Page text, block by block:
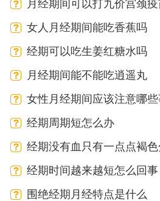
月经期间可以打九价宫颈
女人月经期间能吃香蕉吗
经期可以吃生姜红糖水吗
月经期间能不能吃逍遥丸
女性月经期间应该注意哪
经期周期短怎么办
经期没有血只有一点点褐
事
经期时间越来越短怎么回事
围绝经期月经特点是什么